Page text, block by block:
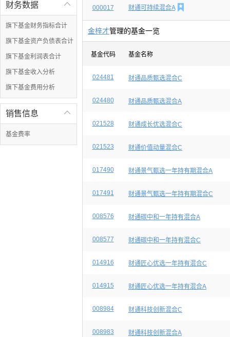

财务数据
旗下基金财务指标合计
旗下基金资产负债表合计
旗下基金利润表合计
旗下基金收入分析
旗下基金费用分析

销售信息
基金费率
000017 财通可持续混合A 
金梓才管理的基金一览
基金代码 基金名称
024481 财通品质甄选混合C
024480 财通品质甄选混合A
021528 财通成长优选混合C
021523 财通价值动量混合C
017490 财通景气甄选一年持有期混合A
017491 财通景气甄选一年持有期混合C
008576 财通碳中和一年持有混合A
008577 财通碳中和一年持有混合C
014916 财通匠心优选一年持有混合C
014915 财通匠心优选一年持有混合A
008984 财通科技创新混合C
008983 财通科技创新混合A